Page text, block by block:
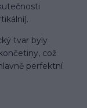
tvar byly
což
perfektní